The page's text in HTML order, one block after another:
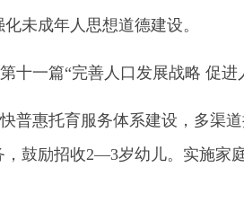
未成年人思想道德建设。
十一篇“完善人口发展战略 促
普惠托育服务体系建设，多渠
，鼓励招收2—3岁幼儿。实施家